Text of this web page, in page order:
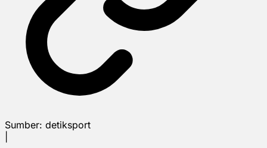
Sumber: detiksport